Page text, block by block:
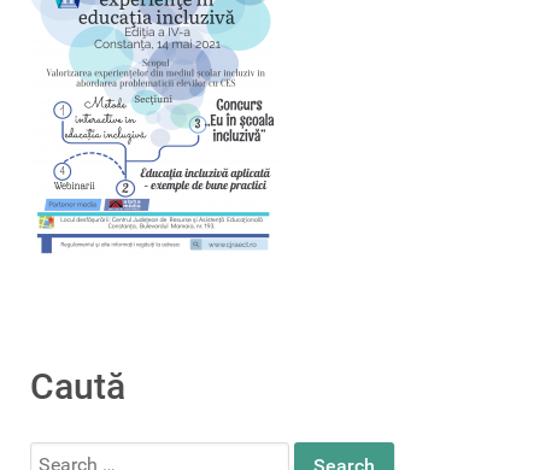
Caută
Search